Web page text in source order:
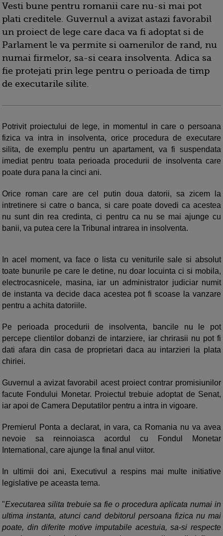
Vesti bune pentru romanii care nu-si mai pot
plati creditele. Guvernul a avizat astazi favorabil
un proiect de lege care daca va fi adoptat si de
Parlament le va permite si oamenilor de rand, nu
numai firmelor, sa-si ceara insolventa. Adica sa
fie protejati prin lege pentru o perioada de timp
de executarile silite.
Potrivit proiectului de lege, in momentul in care o persoana
fizica va intra in insolventa, orice procedura de executare
silita, de exemplu pentru un apartament, va fi suspendata
imediat pentru toata perioada procedurii de insolventa care
poate dura pana la cinci ani.
Orice roman care are cel putin doua datorii, sa zicem la
intretinere si catre o banca, si care poate dovedi ca acestea
nu sunt din rea credinta, ci pentru ca nu se mai ajunge cu
banii, va putea cere la Tribunal intrarea in insolventa.
In acel moment, va face o lista cu veniturile sale si absolut
toate bunurile pe care le detine, nu doar locuinta ci si mobila,
electrocasnicele, masina, iar un administrator judiciar numit
de instanta va decide daca acestea pot fi scoase la vanzare
pentru a achita datoriile.
Pe perioada procedurii de insolventa, bancile nu le pot
percepe clientilor dobanzi de intarziere, iar chrirasii nu pot fi
dati afara din casa de proprietari daca au intarzieri la plata
chiriei.
Guvernul a avizat favorabil acest proiect contrar promisiunilor
facute Fondului Monetar. Proiectul trebuie adoptat de Senat,
iar apoi de Camera Deputatilor pentru a intra in vigoare.
Premierul Ponta a declarat, in vara, ca Romania nu va avea
nevoie sa reinnoiasca acordul cu Fondul Monetar
International, care ajunge la final anul viitor.
In ultimii doi ani, Executivul a respins mai multe initiative
legislative pe aceasta tema.
"Executarea silita trebuie sa fie o procedura aplicata numai in
ultima instanta, atunci cand debitorul persoana fizica nu mai
poate, din diferite motive imputabile acestuia, sa-si respecte